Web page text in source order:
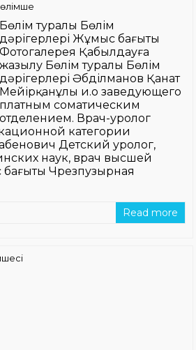
Бөлім туралы Бөлім
дәрігерлері Жұмыс бағыты
Фотогалерея Қабылдауға
жазылу Бөлім туралы Бөлім
дәрігерлері Әбділманов Қанат
Мейірқанұлы и.о заведующего
платным соматическим
отделением. Врач-уролог
категории
Детский уролог,
наук, врач высшей
Чрезпузырная
Read more